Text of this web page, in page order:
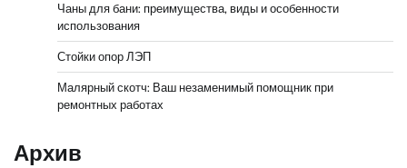
Чаны для бани: преимущества, виды и особенности
использования
Стойки опор ЛЭП
Малярный скотч: Ваш незаменимый помощник при
ремонтных работах
Архив